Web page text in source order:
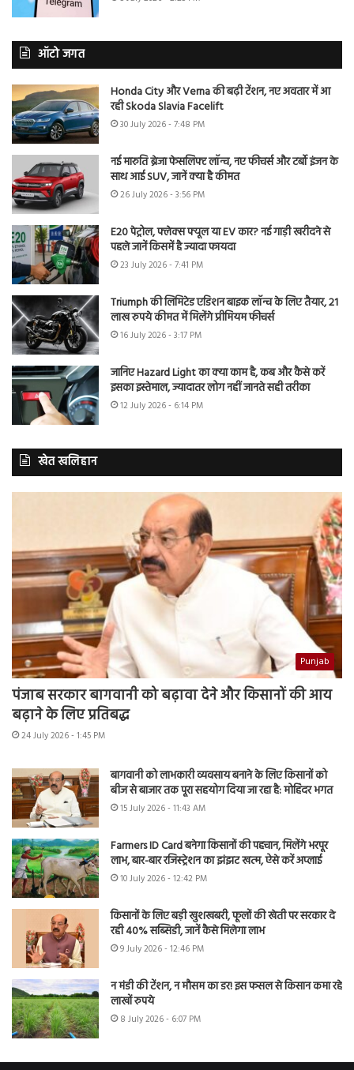
ऑटो जगत
Honda City और Verna की बढ़ी टेंशन, नए अवतार में आ
रही Skoda Slavia Facelift
30 July 2026 - 7:48 PM
नई मारुति ब्रेजा फेसलिफ्ट लॉन्च, नए फीचर्स और टर्बो इंजन के
साथ आई SUV, जानें क्या है कीमत
26 July 2026 - 3:56 PM
E20 पेट्रोल, फ्लेक्स फ्यूल या EV कार? नई गाड़ी खरीदने से
पहले जानें किसमें है ज्यादा फायदा
23 July 2026 - 7:41 PM
Triumph की लिमिटेड एडिशन बाइक लॉन्च के लिए तैयार, 21
लाख रुपये कीमत में मिलेंगे प्रीमियम फीचर्स
16 July 2026 - 3:17 PM
जानिए Hazard Light का क्या काम है, कब और कैसे करें
इसका इस्तेमाल, ज्यादातर लोग नहीं जानते सही तरीका
12 July 2026 - 6:14 PM
खेत खलिहान
Punjab
पंजाब सरकार बागवानी को बढ़ावा देने और किसानों की आय
बढ़ाने के लिए प्रतिबद्ध
24 July 2026 - 1:45 PM
बागवानी को लाभकारी व्यवसाय बनाने के लिए किसानों को
बीज से बाजार तक पूरा सहयोग दिया जा रहा है: मोहिंदर भगत
15 July 2026 - 11:43 AM
Farmers ID Card बनेगा किसानों की पहचान, मिलेंगे भरपूर
लाभ, बार-बार रजिस्ट्रेशन का झंझट खत्म, ऐसे करें अप्लाई
10 July 2026 - 12:42 PM
किसानों के लिए बड़ी खुशखबरी, फूलों की खेती पर सरकार दे
रही 40% सब्सिडी, जानें कैसे मिलेगा लाभ
9 July 2026 - 12:46 PM
न मंडी की टेंशन, न मौसम का डर! इस फसल से किसान कमा रहे
लाखों रुपये
8 July 2026 - 6:07 PM